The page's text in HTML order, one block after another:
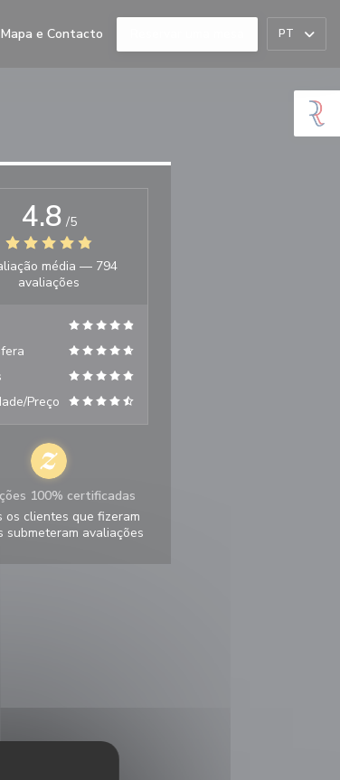
Mapa e Contacto PT
4.8 /5
média — 794
avaliações
Preço
100% certificadas
os clientes que fizeram
submeteram avaliações